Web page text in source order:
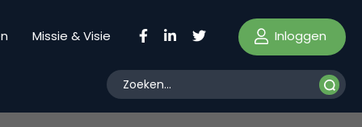
Missie & Visie Inloggen